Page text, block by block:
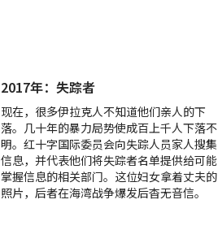
2017年：失踪者
现在，很多伊拉克人不知道他们亲人的下
落。几十年的暴力局势使成百上千人下落不
明。红十字国际委员会向失踪人员家人搜集
信息，并代表他们将失踪者名单提供给可能
掌握信息的相关部门。这位妇女拿着丈夫的
照片，后者在海湾战争爆发后杳无音信。